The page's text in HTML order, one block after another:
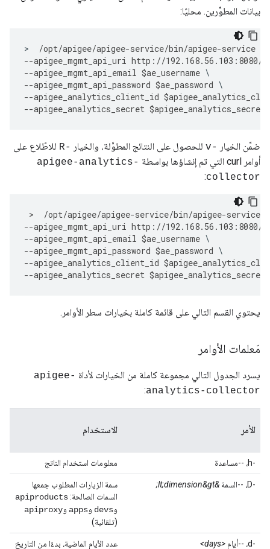
بيانات المطوِّرين. محليًا:
> /opt/apigee/apigee-service/bin/apigee-service
--apigee_mgmt_api_uri http : //192.168. 56.103 : 8080/
--apigee_mgmt_api_email $ae_username
--apigee_mgmt_api_password $ae_password
--apigee_analytics_client_id $
--apigee_analytics_secret $apigee_analytics_secret
ضمِّن الخيار -v للحصول على النتائج المطوَّلة، والخيار -R
للاطّلاع على
أوامر curl التي تم إنشاؤها بواسطة
apigee-analytics-
collector
:
> /opt/apigee/apigee-service/bin/apigee-service
--apigee_mgmt_api_uri http : //192.168. 56.103 : 8080/
--apigee_mgmt_api_email $ae_username
--apigee_mgmt_api_password $ae_password
--apigee_analytics_client_id $
--apigee_analytics_secret $apigee_analytics_secret
يحتوي القسم التالي على قائمة كاملة بخيارات سطر الأوامر.
مَعلمات الأوامر
يسرد الجدول التالي مجموعة كاملة من الخيارات لأداة apigee-
analytics-collector
:
الأمر الاستخدام
-h، --مساعدة معلومات استخدام الناتج
-D، --السمة &lt;dimension&gt;
سمة الزيارات المطلوب جمعها
السمات الصالحة:apiproducts
وdevs وapps وapiproxy
(تلقائية)
-d، --أيام <days>
عدد الأيام الماضية، بدءًا من التاريخ